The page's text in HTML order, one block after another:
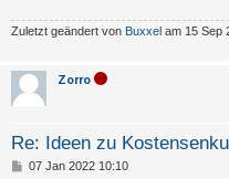
n
n
b
Zuletzt geändert von Buxxel am 15 Sep
Zorro
Re: Ideen zu
B07 Jan 2022 10:10